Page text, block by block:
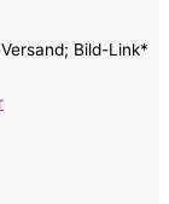
Bild-Link*